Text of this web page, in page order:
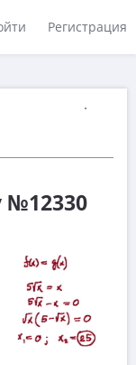
Регистрация
№12330